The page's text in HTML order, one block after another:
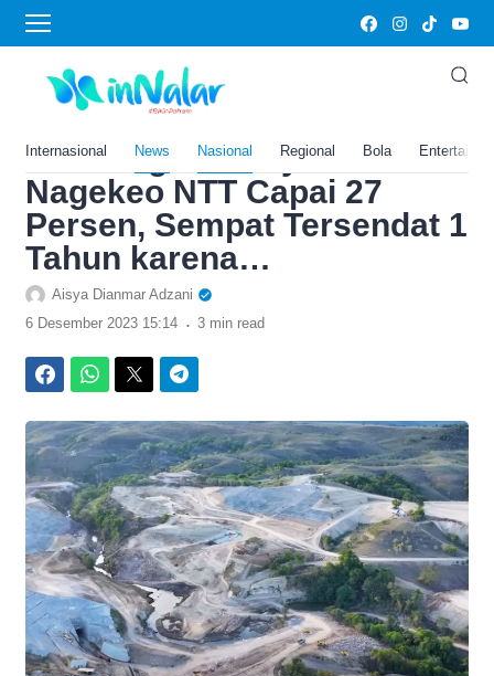
Internasional News Nasional Regional Bola
Home›Nasional
Makan Biaya Rp1,47 Triliun,
Progres Konstruksi
Bendungan Mbay di
Nagekeo NTT Capai 27
Persen, Sempat Tersendat 1
Tahun karena…
Aisya Dianmar Adzani
6 Desember 2023 15:14 . 3 min read